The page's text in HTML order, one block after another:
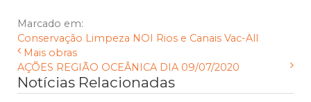
Marcado em:
Conservação Limpeza NOI Rios e Canais Vac-All
Mais obras
AÇÕES REGIÃO OCEÂNICA DIA 09/07/2020
Notícias Relacionadas